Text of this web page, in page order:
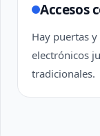
Accesos
Hay puertas
electrónicos
tradicionales.